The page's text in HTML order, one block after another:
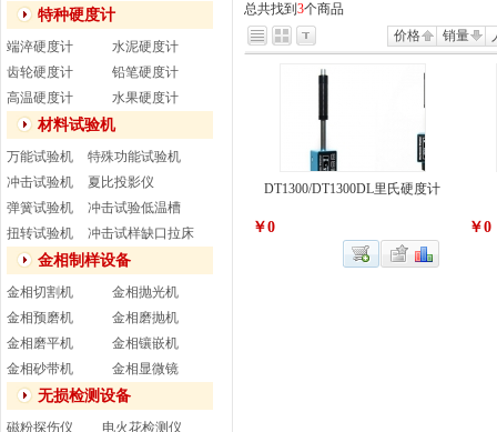
总共找到 3个商品
价格
销量
DT1300/DT1300DL里氏硬度计
￥0 ￥0
特种硬度计
端淬硬度计
水泥硬度计
齿轮硬度计
铅笔硬度计
高温硬度计
水果硬度计
材料试验机
万能试验机
特殊功能试验机
冲击试验机
夏比投影仪
弹簧试验机
冲击试验低温槽
扭转试验机
冲击试样缺口拉床
金相制样设备
金相切割机
金相抛光机
金相预磨机
金相磨抛机
金相磨平机
金相镶嵌机
金相砂带机
金相显微镜
无损检测设备
磁粉探伤仪 电火花检测仪